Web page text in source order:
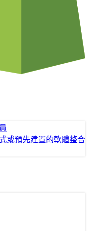
或預先建置的軟體整合